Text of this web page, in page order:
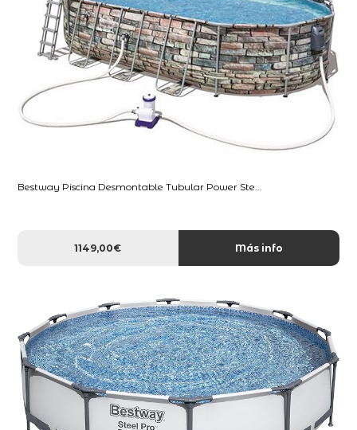
Bestway Piscina Desmontable Tubular Power Ste...
1149,00€ Más info